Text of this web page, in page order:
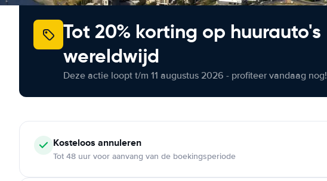
Tot 20% korting op huurauto's
wereldwijd
Deze actie loopt t/m 11 augustus 2026 - profiteer vandaag nog!
Kosteloos annuleren
Tot 48 uur voor aanvang van de boekingsperiode